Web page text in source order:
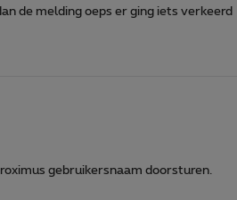
de melding oeps er ging iets verkeerd
gebruikersnaam doorsturen.